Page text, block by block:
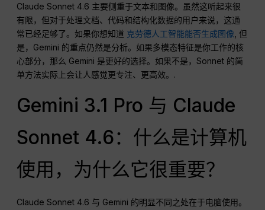
Claude Sonnet 4.6 主要侧重于文本和图像。虽然这听起来很
有限，但对于处理文档、代码和结构化数据的用户来说，这通
常已经足够了。如果你想知道 克劳德人工智能能否生成图像 , 但
是，Gemini 的重点仍然是分析。如果多模态特征是你工作的核
心部分，那么 Gemini 是更好的选择。如果不是，Sonnet 的简
单方法实际上会让人感觉更专注、更高效。.
Gemini 3.1 Pro 与 Claude
Sonnet 4.6：什么是计算机
使用，为什么它很重要？
Claude Sonnet 4.6 与 Gemini 的明显不同之处在于电脑使用。